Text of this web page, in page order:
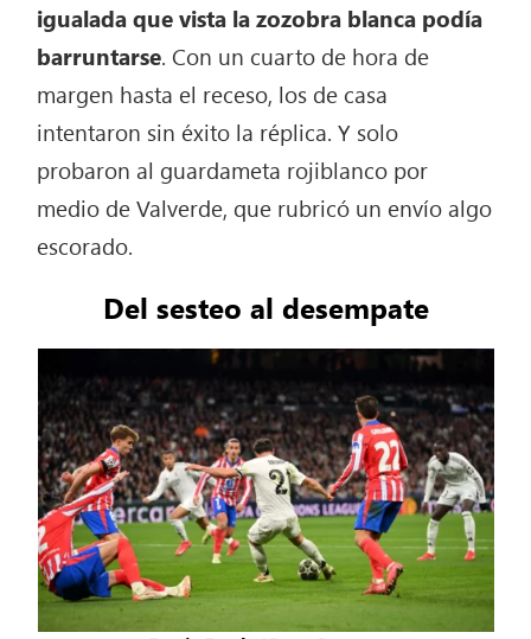
igualada que vista la zozobra blanca podía
barruntarse. Con un cuarto de hora de
margen hasta el receso, los de casa
intentaron sin éxito la réplica. Y solo
probaron al guardameta rojiblanco por
medio de Valverde, que rubricó un envío algo
escorado.
Del sesteo al desempate